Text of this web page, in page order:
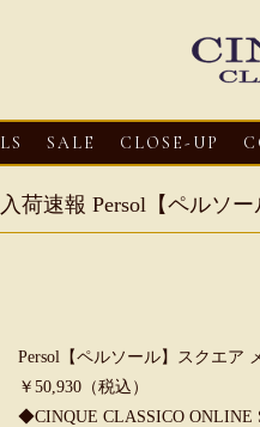
SALE CLOSE-UP
入荷速報 Persol【ペルソー
Persol【ペルソール】スクエア
￥50,930（税込）
◆CINQUE CLASSICO ONLINE